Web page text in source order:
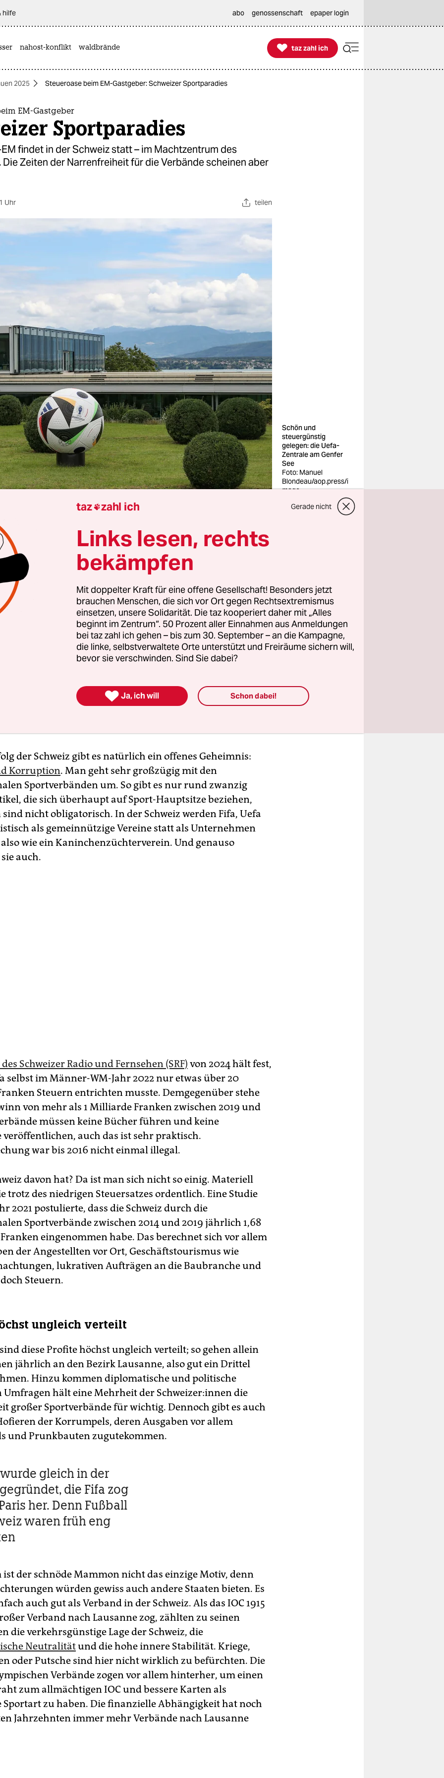
hilfe abo genossenschaft epaper login
nahost-konflikt waldbrände 
taz zahl ich
taz zahl ich
2025 Steueroase beim EM-Gastgeber: Schweizer Sportparadies
EM-Gastgeber
Sportparadies
findet in der Schweiz statt – im Machtzentrum des
Zeiten der Narrenfreiheit für die Verbände scheinen aber
Uhr teilen
Schön und
steuergünstig
gelegen: die Uefa-
Zentrale am Genfer
See
Foto: Manuel
Blondeau/aop.press/i
mago
Alina Schwermer
Kickerinnen in die Schweiz reisen, lässt sich
dass sie im Machtzentrum des Weltsports
60 internationale Sportverbände haben ihren Sitz in
darunter die dicken Schiffe IOC, Fifa und Uefa. Das IOC
futuristischen Prunkbau in Lausanne, die Fifa in
bunkerartigen Bond-Bösewicht-­Zen­tra­le in Zürich und die
gleich in Nachbarschaft zum IOC am Genfersee.
wie Turnen, Radsport, Rudern oder Tischtennis. Lausanne
40 internationalen Sportverbänden und 15
der Schweiz gibt es natürlich ein offenes Geheimnis:
Korruption. Man geht sehr großzügig mit den
Sportverbänden um. So gibt es nur rund zwanzig
die sich überhaupt auf Sport-Hauptsitze beziehen,
sind nicht obligatorisch. In der Schweiz werden Fifa, Uefa
als gemeinnützige Vereine statt als Unternehmen
wie ein Kaninchenzüchterverein. Und genauso
auch.
Schweizer Radio und Fernsehen (SRF) von 2024 hält fest,
selbst im Männer-WM-Jahr 2022 nur etwas über 20
Steuern entrichten musste. Demgegenüber stehe
von mehr als 1 Milliarde Franken zwischen 2019 und
müssen keine Bücher führen und keine
veröffentlichen, auch das ist sehr praktisch.
war bis 2016 nicht einmal illegal.
davon hat? Da ist man sich nicht so einig. Materiell
trotz des niedrigen Steuersatzes ordentlich. Eine Studie
2021 postulierte, dass die Schweiz durch die
Sportverbände zwischen 2014 und 2019 jährlich 1,68
eingenommen habe. Das berechnet sich vor allem
der Angestellten vor Ort, Geschäftstourismus wie
lu­kra­ti­ven Aufträgen an die Baubranche und
Steuern.
ungleich verteilt
diese Profite höchst ungleich verteilt; so gehen allein
jährlich an den Bezirk Lausanne, also gut ein Drittel
Hinzu kommen diplomatische und politische
Umfragen hält eine Mehrheit der Schwei­ze­r:in­nen die
großer Sportverbände für wichtig. Dennoch gibt es auch
der Korrumpels, deren Ausgaben vor allem
und Prunkbauten zugutekommen.
gleich in der
die Fifa zog
her. Denn Fußball
waren früh eng
ist der schnöde Mammon nicht das einzige Motiv, denn
würden gewiss auch andere Staaten bieten. Es
auch gut als Verband in der Schweiz. Als das IOC 1915
Verband nach Lausanne zog, zählten zu seinen
die verkehrsgünstige Lage der Schweiz, die
Neutralitätund die hohe innere Stabilität. Kriege,
oder Putsche sind hier nicht wirklich zu befürchten. Die
Verbände zogen vor allem hinterher, um einen
zum allmächtigen IOC und bessere Karten als
Sportart zu haben. Die finanzielle Abhängigkeit hat noch
Jahrzehnten immer mehr Verbände nach Lausanne
taz zahl ich Gerade nicht
Links lesen, rechts
bekämpfen
Mit doppelter Kraft für eine offene Gesellschaft! Besonders jetzt
brauchen Menschen, die sich vor Ort gegen Rechtsextremismus
einsetzen, unsere Solidarität. Die taz kooperiert daher mit „Alles
beginnt im Zentrum“. 50 Prozent aller Einnahmen aus Anmeldungen
bei taz zahl ich gehen – bis zum 30. September – an die Kampagne,
die linke, selbstverwaltete Orte unterstützt und Freiräume sichern will,
bevor sie verschwinden. Sind Sie dabei?
 Ja, ich will Schon dabei!